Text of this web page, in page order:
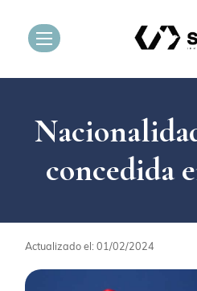
concedida
Actualizado el: 01/02/2024